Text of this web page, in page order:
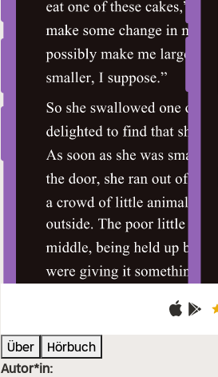
Über
Hörbuch
Autor*in: